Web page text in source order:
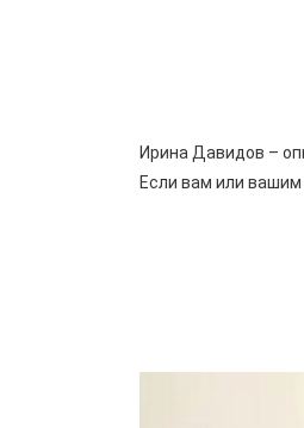
Ирина Давидов –
Если вам или вашим